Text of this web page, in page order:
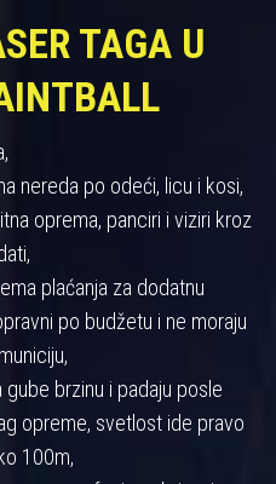
TAGA U
nereda po odeći, licu i kosi,
oprema, panciri i viziri kroz
plaćanja za dodatnu
po budžetu i ne moraju
brzinu i padaju posle
opreme, svetlost ide pravo
100m,